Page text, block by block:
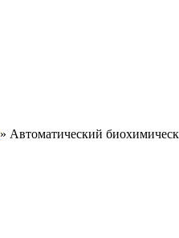
» Автоматический